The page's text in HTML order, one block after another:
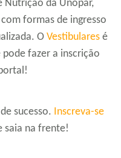
Nutrição da Unopar,
formas de ingresso
O Vestibulares é
fazer a inscrição
sucesso. Inscreva-se
saia na frente!